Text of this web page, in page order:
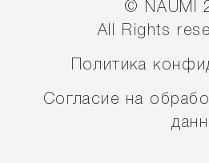
© NAUMI
All Rights
Политика
Согласие на